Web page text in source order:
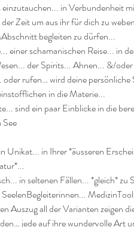
in Verbundenheit
Zeit um aus ihr für dich zu
begleiten zu dürfen...
einer schamanischen Reise... in
der Spirits... Ahnen... &/
rufen… wird deine persönliche
in die Materie...
sind ein paar Einblicke in die
See
Unikat... in Ihrer *äusseren
in seltenen Fällen... *gleich* zu
SeelenBegleiterinnen...
Auszug all der Varianten zeigen
jede auf ihre wundervolle Art